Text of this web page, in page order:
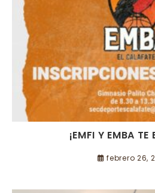
¡EMFI Y EMBA TE
febrero 26,